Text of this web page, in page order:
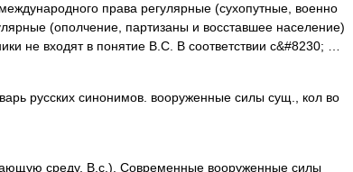
права регулярные (сухопутные, военно
(ополчение, партизаны и восставшее население)
не входят в понятие B.C. В соответствии с&#8230; …
русских синонимов. вооруженные силы сущ., кол во
среду, В.с.). Современные вооруженные силы